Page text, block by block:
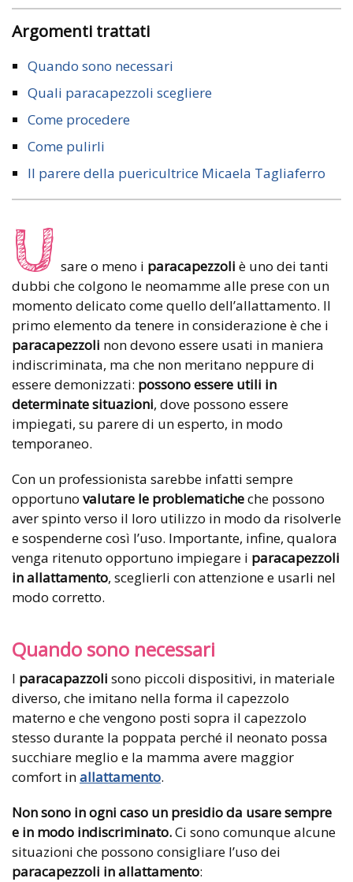
Argomenti trattati
Quando sono necessari
Quali paracapezzoli scegliere
Come procedere
Come pulirli
Il parere della puericultrice Micaela Tagliaferro
U sare o meno i paracapezzoli è uno dei tanti
dubbi che colgono le neomamme alle prese con un
momento delicato come quello dell’allattamento. Il
primo elemento da tenere in considerazione è che i
paracapezzoli non devono essere usati in maniera
indiscriminata, ma che non meritano neppure di
essere demonizzati: possono essere utili in
determinate situazioni, dove possono essere
impiegati, su parere di un esperto, in modo
temporaneo.
Con un professionista sarebbe infatti sempre
opportuno valutare le problematicheche possono
aver spinto verso il loro utilizzo in modo da risolverle
e sospenderne così l’uso. Importante, infine, qualora
venga ritenuto opportuno impiegare i paracapezzoli
in allattamento, sceglierli con attenzione e usarli nel
modo corretto.
Quando sono necessari
I paracapazzoli sono piccoli dispositivi, in materiale
diverso, che imitano nella forma il capezzolo
materno e che vengono posti sopra il capezzolo
stesso durante la poppata perché il neonato possa
succhiare meglio e la mamma avere maggior
comfort inallattamento.
Non sono in ogni caso un presidio da usare sempre
e in modo indiscriminato.Ci sono comunque alcune
situazioni che possono consigliare l’uso dei
paracapezzoli in allattamento: